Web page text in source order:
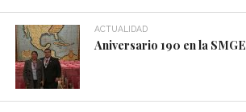
ACTUALIDAD
Aniversario 190 en la SMGE